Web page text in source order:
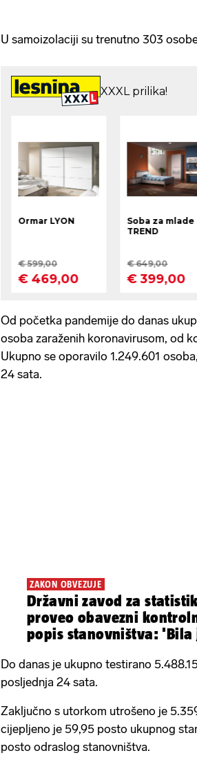
U samoizolaciji su trenutno 303
Od početka pandemije do danas
osoba zaraženih koronavirusom, od
Ukupno se oporavilo 1.249.601
24 sata.
ZAKON OBVEZUJE
Državni zavod za
proveo obavezni
popis stanovništva: 'Bila
Do danas je ukupno testirano
posljednja 24 sata.
Zaključno s utorkom utrošeno je
cijepljeno je 59,95 posto ukupnog
posto odraslog stanovništva.